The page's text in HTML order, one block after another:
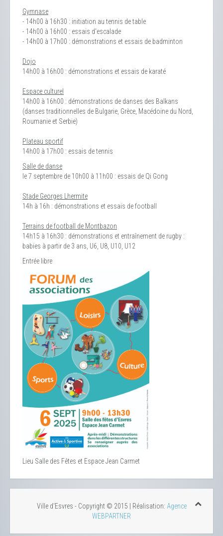
Gymnase
- 14h00 à 16h30 : initiation au tennis de table
- 14h00 à 16h00 : essais d'escalade
- 14h00 à 17h00 : démonstrations et essais de badminton
Dojo
14h00 à 16h00 : démonstrations et essais de karaté
Espace culturel
14h00 à 16h00 : démonstrations de danses des Balkans
(danses traditionnelles de Bulgarie, Grèce, Macédoine du Nord,
Roumanie et Serbie)
Plateau sportif
14h00 à 17h00 : essais de tennis
Salle de danse
le 7 septembre de 10h00 à 11h00 : essais de Qi Gong
Stade Georges Lhermite
14h à 16h : démonstrations et essais de football
Terrains de football de Montbazon
14h15 à 16h30 : démonstrations et entraînement de rugby :
babies à partir de 3 ans, U6, U8, U10, U12
Entrée libre
Lieu Salle des Fêtes et Espace Jean Carmet
Ville d'Esvres - Copyright © 2015 | Réalisation: Agence
WEBPARTNER